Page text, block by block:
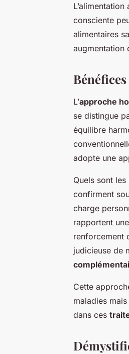
consciente
alimentaires
augmentation
L’approche
se distingue
équilibre
adopte une
Quels sont les
confirment
charge
rapportent
renforcement
judicieuse de
Cette
maladies
dans ces